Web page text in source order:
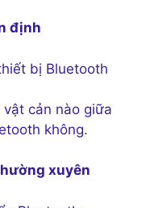
định
bị Bluetooth
cản nào giữa
không.
xuyên